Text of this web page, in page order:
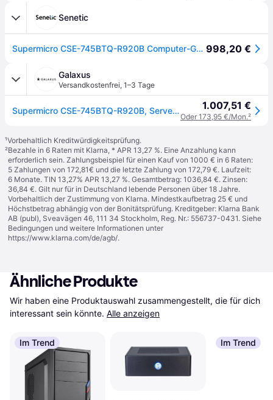
Senetic
Supermicro CSE-745BTQ-R920B Computer-Gehäuse Full CSE-745BTQ-R920B 998,20 €
Galaxus
Versandkostenfrei, 1–3 Tage
Supermicro CSE-745BTQ-R920B, Server Barebone 1.007,51 €
Oder 173,95 €/Mon.²
¹Vorbehaltlich Kreditwürdigkeitsprüfung.
²Bezahle in 6 Raten mit Klarna, * APR 13,27 %. Eine Anzahlung kann
erforderlich sein. Zahlungsbeispiel für einen Kauf von 1000 € in 6 Raten:
5 Zahlungen von 172,81€ und die letzte Zahlung von 172,79 €. Laufzeit:
6 Monate. TIN 13,27% APR 13,27 %. Gesamtbetrag: 1036,84 €. Zinsen:
36,84 €. Gilt nur für in Deutschland lebende Personen über 18 Jahre.
Vorbehaltlich der Zustimmung von Klarna. Mindestkaufbetrag 25 € und
Höchstbetrag abhängig von der Bonitätsprüfung. Kreditgeber: Klarna Bank
AB (publ), Sveavägen 46, 111 34 Stockholm, Reg. Nr.: 556737-0431. Siehe
Bedingungen und weitere Informationen unter
https://www.klarna.com/de/agb/.
Ähnliche Produkte
Wir haben eine Produktauswahl zusammengestellt, die für dich
interessant sein könnte. Alle anzeigen
Im Trend Im Trend